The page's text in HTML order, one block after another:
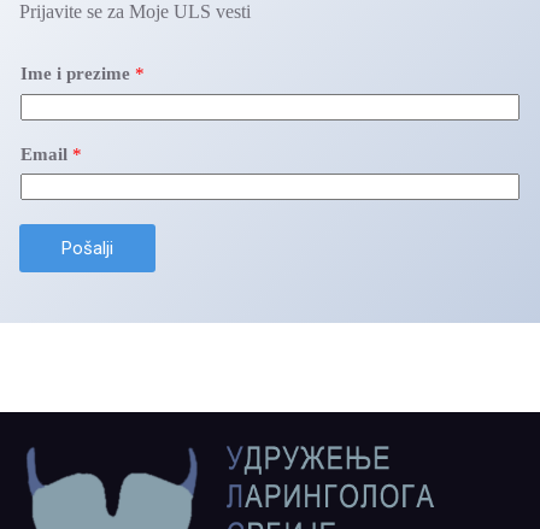
Prijavite se za Moje ULS vesti
Ime i prezime *
Email *
Pošalji